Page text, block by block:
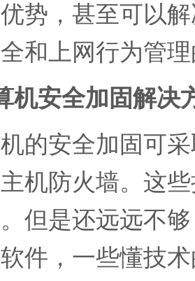
势，甚至可以
和上网行为管
机安全加固解决
的安全加固可
机防火墙。这
但是还远远不
件，一些懂技